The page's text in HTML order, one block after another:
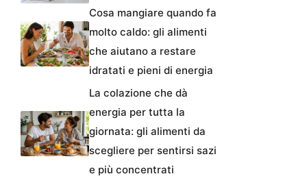
Cosa mangiare quando fa
molto caldo: gli alimenti
che aiutano a restare
idratati e pieni di energia
La colazione che dà
energia per tutta la
giornata: gli alimenti da
scegliere per sentirsi sazi
e più concentrati